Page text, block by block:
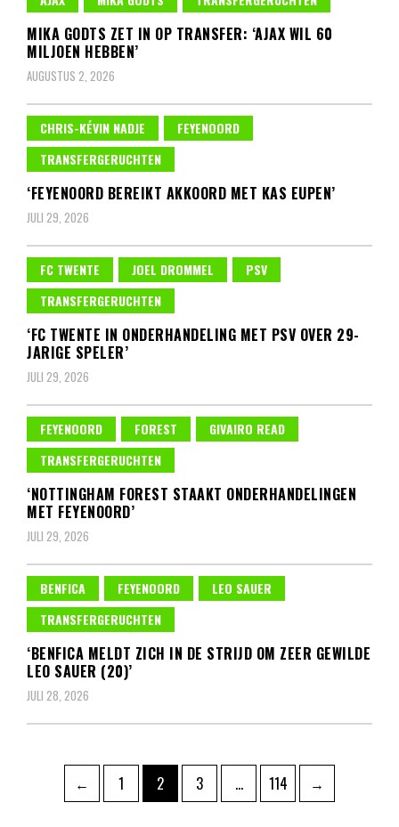
MIKA GODTS ZET IN OP TRANSFER: ‘AJAX WIL 60
MILJOEN HEBBEN’
AUGUSTUS 2, 2026
CHRIS-KÉVIN NADJE
FEYENOORD
TRANSFERGERUCHTEN
‘FEYENOORD BEREIKT AKKOORD MET KAS EUPEN’
JULI 29, 2026
FC TWENTE JOEL DROMMEL
PSV
TRANSFERGERUCHTEN
‘FC TWENTE IN ONDERHANDELING MET PSV OVER 29-
JARIGE SPELER’
JULI 29, 2026
FEYENOORD FOREST
GIVAIRO READ
TRANSFERGERUCHTEN
‘NOTTINGHAM FOREST STAAKT ONDERHANDELINGEN
MET FEYENOORD’
JULI 29, 2026
BENFICA FEYENOORD
LEO SAUER
TRANSFERGERUCHTEN
‘BENFICA MELDT ZICH IN DE STRIJD OM ZEER GEWILDE
LEO SAUER (20)’
JULI 28, 2026
Berichten
paginering
← Pagina
1 Pagina
2 Pagina
3 … Pagina
114 →